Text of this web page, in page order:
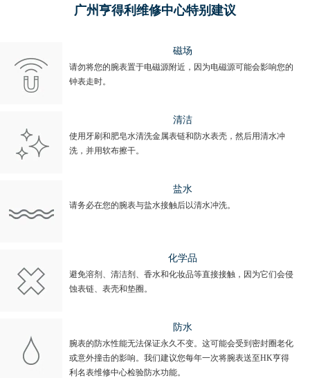
广州亨得利维修中心特别建议
磁场
请勿将您的腕表置于电磁源附近，因为电磁源可能会影响您的
钟表走时。
清洁
使用牙刷和肥皂水清洗金属表链和防水表壳，然后用清水冲
洗，并用软布擦干。
盐水
请务必在您的腕表与盐水接触后以清水冲洗。
化学品
避免溶剂、清洁剂、香水和化妆品等直接接触，因为它们会侵
蚀表链、表壳和垫圈。
防水
腕表的防水性能无法保证永久不变。这可能会受到密封圈老化
或意外撞击的影响。我们建议您每年一次将腕表送至HK亨得
利名表维修中心检验防水功能。